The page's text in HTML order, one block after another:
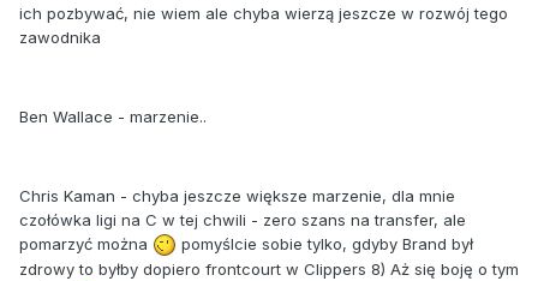
ich pozbywać, nie wiem ale chyba wierzą jeszcze w rozwój tego
zawodnika
Ben Wallace - marzenie..
Chris Kaman - chyba jeszcze większe marzenie, dla mnie
czołówka ligi na C w tej chwili - zero szans na transfer, ale
pomarzyć można
pomyślcie sobie tylko, gdyby Brand był
zdrowy to byłby dopiero frontcourt w Clippers 8) Aż się boję o tym